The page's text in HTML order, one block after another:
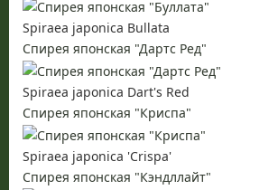
Spiraea japonica Bullata
Спирея японская "Дартс Ред"
Spiraea japonica Dart's Red
Спирея японская "Криспа"
Spiraea japonica 'Crispa'
Спирея японская "Кэндллайт"